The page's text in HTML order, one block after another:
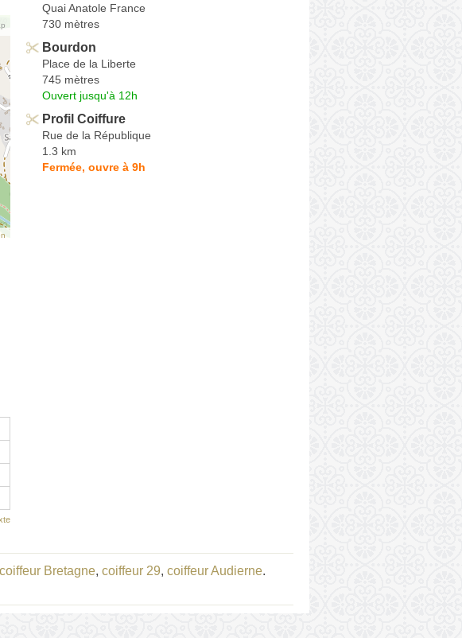
Quai Anatole France
730 mètres
Bourdon
Place de la Liberte
745 mètres
Ouvert jusqu'à 12h
Profil Coiffure
Rue de la République
1.3 km
Fermée, ouvre à 9h
coiffeur Bretagne, coiffeur 29, coiffeur Audierne.